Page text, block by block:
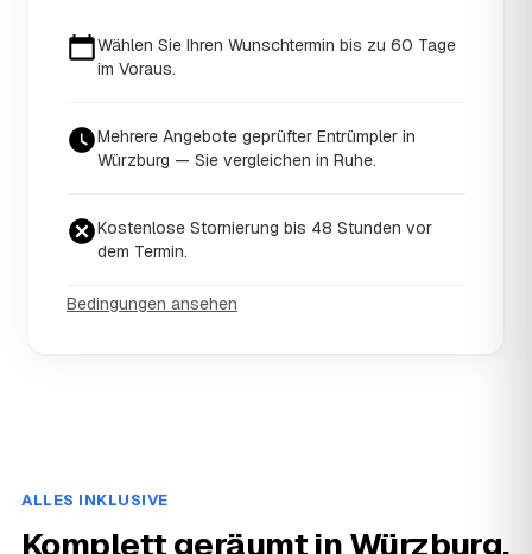
Wählen Sie Ihren Wunschtermin bis zu 60 Tage
im Voraus.
Mehrere Angebote geprüfter Entrümpler in
Würzburg — Sie vergleichen in Ruhe.
Kostenlose Stornierung bis 48 Stunden vor
dem Termin.
Bedingungen ansehen
ALLES INKLUSIVE
Komplett geräumt in Würzburg,